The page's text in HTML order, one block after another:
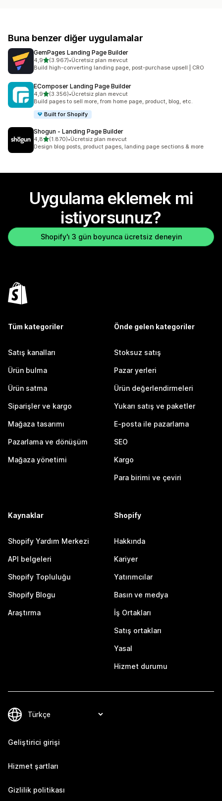
Buna benzer diğer uygulamalar
GemPages Landing Page Builder
4,95 yıldız üzerinden
(3.967)
toplam 3967 değerlendirme
•Ücretsiz plan mevcut
Build high-converting landing page, post-purchase upsell | CRO
EComposer Landing Page Builder
4,95 yıldız üzerinden
(3.356)
toplam 3356 değerlendirme
•Ücretsiz plan mevcut
Build pages to sell more, from home page, product, blog, etc.
Built for Shopify
Shogun ‑ Landing Page Builder
4,85 yıldız üzerinden
(1.870)
toplam 1870 değerlendirme
•Ücretsiz plan mevcut
Design blog posts, product pages, landing page sections & more
Uygulama eklemek mi
istiyorsunuz?
Shopify'ı 3 gün boyunca ücretsiz deneyin
Tüm kategoriler
Satış kanalları
Ürün bulma
Ürün satma
Siparişler ve kargo
Mağaza tasarımı
Pazarlama ve dönüşüm
Mağaza yönetimi
Önde gelen kategoriler
Stoksuz satış
Pazar yerleri
Ürün değerlendirmeleri
Yukarı satış ve paketler
E-posta ile pazarlama
SEO
Kargo
Para birimi ve çeviri
Kaynaklar
Shopify Yardım Merkezi
API belgeleri
Shopify Topluluğu
Shopify Blogu
Araştırma
Shopify
Hakkında
Kariyer
Yatırımcılar
Basın ve medya
İş Ortakları
Satış ortakları
Yasal
Hizmet durumu
Geliştirici girişi
Hizmet şartları
Gizlilik politikası